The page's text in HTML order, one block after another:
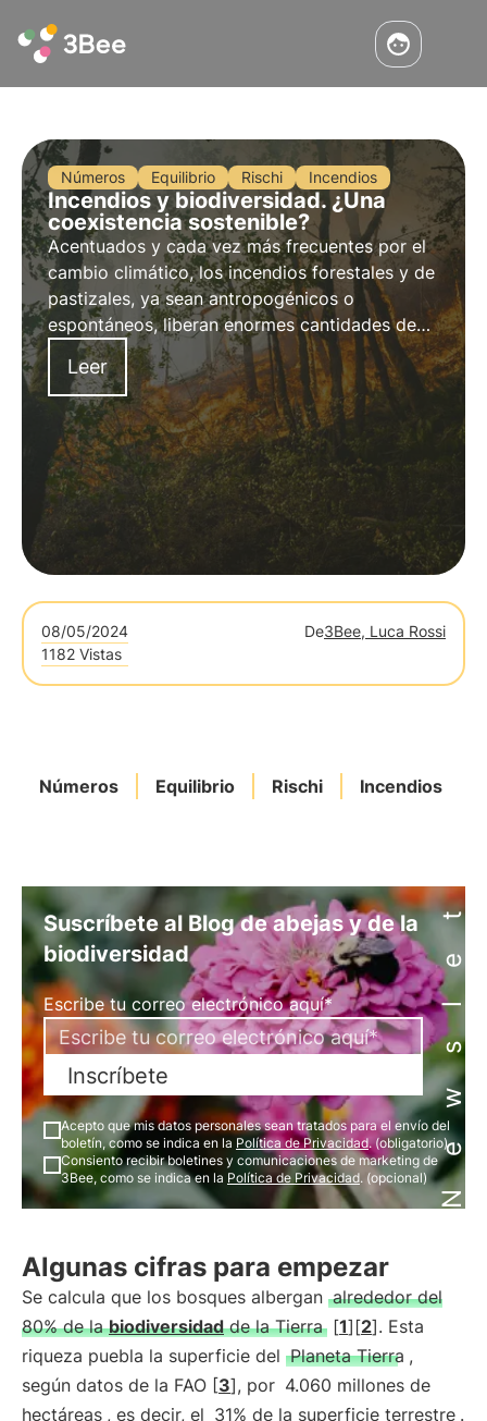
Números Equilibrio Rischi Incendios
Incendios y biodiversidad. ¿Una
coexistencia sostenible?
Acentuados y cada vez más frecuentes por el
cambio climático, los incendios forestales y de
pastizales, ya sean antropogénicos o
espontáneos, liberan enormes cantidades de
CO2 y alteran el ecosistema forestal con
repercusiones diversas y a menudo duraderas
en la vegetación, el suelo y la fauna.
Leer
08/05/2024 De3Bee, Luca Rossi
1182 Vistas
Números Equilibrio Rischi IncendiosNewsletter
Suscríbete al Blog de abejas y de la
biodiversidad
Escribe tu correo electrónico aquí*
Inscríbete
Acepto que mis datos personales sean tratados para el envío del
boletín, como se indica en la Política de Privacidad. (obligatorio)
Consiento recibir boletines y comunicaciones de marketing de
3Bee, como se indica en la Política de Privacidad. (opcional)
Algunas cifras para empezar
Se calcula que los bosques albergan alrededor del
80% de labiodiversidadde la Tierra [1][2]. Esta
riqueza puebla la superficie del Planeta Tierra ,
según datos de la FAO [3], por 4.060 millones de
hectáreas , es decir, el 31% de la superficie terrestre .